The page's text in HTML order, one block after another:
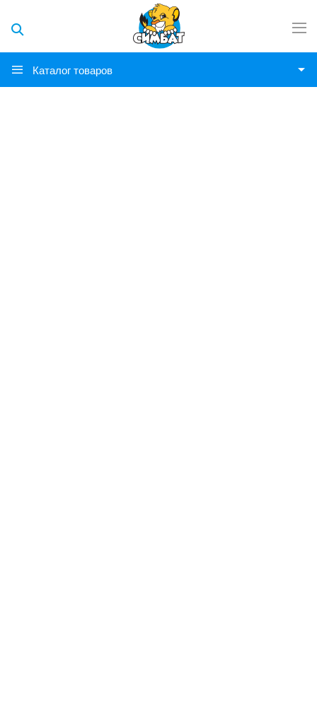
Каталог товаров